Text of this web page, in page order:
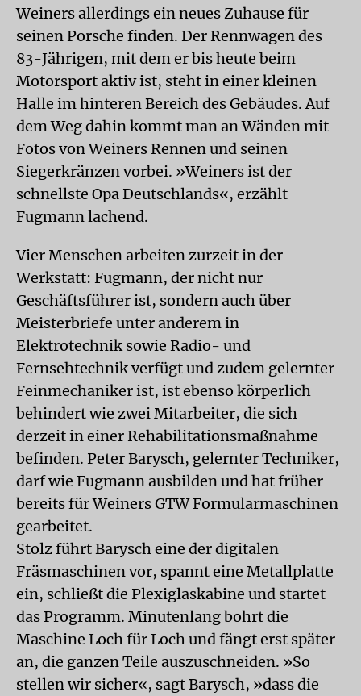
Weiners allerdings ein neues Zuhause für
seinen Porsche finden. Der Rennwagen des
83-Jährigen, mit dem er bis heute beim
Motorsport aktiv ist, steht in einer kleinen
Halle im hinteren Bereich des Gebäudes. Auf
dem Weg dahin kommt man an Wänden mit
Fotos von Weiners Rennen und seinen
Siegerkränzen vorbei. »Weiners ist der
schnellste Opa Deutschlands«, erzählt
Fugmann lachend.
Vier Menschen arbeiten zurzeit in der
Werkstatt: Fugmann, der nicht nur
Geschäftsführer ist, sondern auch über
Meisterbriefe unter anderem in
Elektrotechnik sowie Radio- und
Fernsehtechnik verfügt und zudem gelernter
Feinmechaniker ist, ist ebenso körperlich
behindert wie zwei Mitarbeiter, die sich
derzeit in einer Rehabilitationsmaßnahme
befinden. Peter Barysch, gelernter Techniker,
darf wie Fugmann ausbilden und hat früher
bereits für Weiners GTW Formularmaschinen
gearbeitet.
Stolz führt Barysch eine der digitalen
Fräsmaschinen vor, spannt eine Metallplatte
ein, schließt die Plexiglaskabine und startet
das Programm. Minutenlang bohrt die
Maschine Loch für Loch und fängt erst später
an, die ganzen Teile auszuschneiden. »So
stellen wir sicher«, sagt Barysch, »dass die